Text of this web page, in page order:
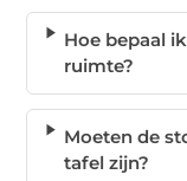
Hoe bepaal
ruimte?
Moeten de
tafel zijn?